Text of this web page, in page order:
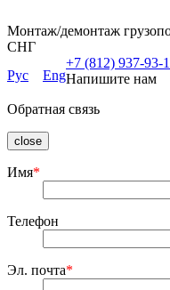
Монтаж/демонтаж
СНГ
Рус
Eng
+7 (812) 937-93-
Напишите нам
Обратная связь
close
Имя*
Телефон
Эл. почта*